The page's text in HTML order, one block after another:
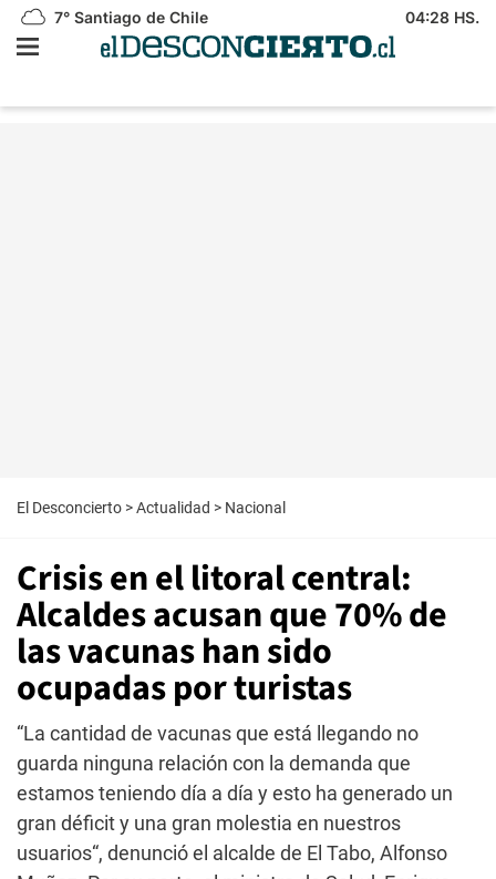
7° Santiago de Chile 04:28 HS.
El Desconcierto >Actualidad > Nacional
Crisis en el litoral central:
Alcaldes acusan que 70% de
las vacunas han sido
ocupadas por turistas
“La cantidad de vacunas que está llegando no
guarda ninguna relación con la demanda que
estamos teniendo día a día y esto ha generado un
gran déficit y una gran molestia en nuestros
usuarios“, denunció el alcalde de El Tabo, Alfonso